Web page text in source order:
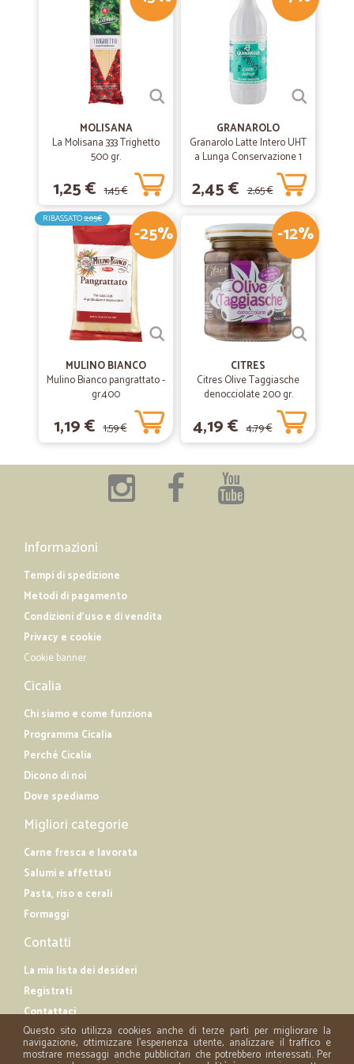
—Matteo A.
Ottimo servizio
Prodotti di qualità, servizio e consegna impeccabili, consigliato
14/04/2020
—Beatrice D.
Al primo acquisto non ero rimasta soddisfatta ma devo ammettere
che il servizio è molto migliorato, i prodotti arrivano integri e ben
posizionati nello scatolone. Anche il servizio clienti é stato molto
professionale ed efficiente. Bravi
05/12/2019
—Stefano T.
Preciso e puntuale
Preciso e puntuale
13/10/2019
—Roberta B.
Pienamente soddisfatta..
Pienamente soddisfatta..consegna superveloce e precisa con la
merce perfetta come appena presa al supermercato....freschi
sono super impegnata....!! ...
Cortesia e velocità
Cortesia e velocità, prezzi economici e cura nell’imballo dei prodotti.
Lo consiglio vivamente a chi desidera qualità e cortesia. Servizio
assistenza telefonica super cortese e veloce. Complimenti
MOLISANA
La Molisana 333 Trighetto
500 gr.
1,25 € 1,45 €
GRANAROLO
Granarolo Latte Intero UHT
a Lunga Conservazione 1
2,45 € 2,65 €
-25%
RIBASSATO2,05€
MULINO BIANCO
Mulino Bianco pangrattato -
gr.400
1,19 € 1,59 €
-12%
CITRES
Citres Olive Taggiasche
denocciolate 200 gr.
4,19 € 4,79 €
Informazioni
Tempi di spedizione
Metodi di pagamento
Condizioni d'uso e di vendita
Privacy e cookie
Cookie banner
Cicalia
Chi siamo e come funziona
Programma Cicalia
Perché Cicalia
Dicono di noi
Dove spediamo
Migliori categorie
Carne fresca e lavorata
Salumi e affettati
Pasta, riso e cerali
Formaggi
Contatti
La mia lista dei desideri
Registrati
Contattaci
Questo sito utilizza cookies anche di terze parti per migliorare la
navigazione, ottimizzare l'esperienza utente, analizzare il traffico e
mostrare messaggi anche pubblicitari che potrebbero interessati. Per